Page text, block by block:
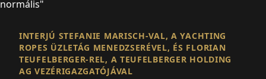
INTERJÚ STEFANIE MARISCH-VAL, A YACHTING
ROPES ÜZLETÁG MENEDZSERÉVEL, ÉS FLORIAN
TEUFELBERGER-REL, A TEUFELBERGER HOLDING
AG VEZÉRIGAZGATÓJÁVAL